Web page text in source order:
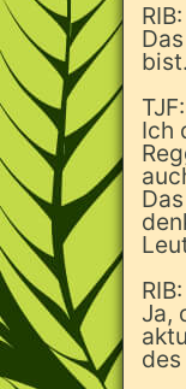
RIB:
TJF:
Ich
RIB:
Ja,